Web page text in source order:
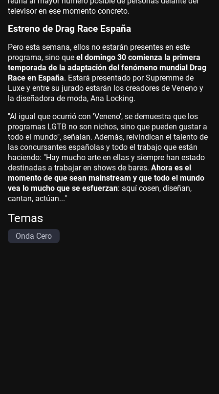
televisor en ese momento concreto.
Estreno de Drag Race España
Pero esta semana, ellos no estarán presentes en este
programa, sino que el domingo 30 comienza la primera
temporada de la adaptación del fenómeno mundial Drag
Race en España. Estará presentado por Supremme de
Luxe y entre su jurado estarán los creadores de Veneno y
la diseñadora de moda, Ana Locking.
"Al igual que ocurrió con 'Veneno', se demuestra que los
programas LGTB no son nichos, sino que pueden gustar a
todo el mundo", señalan. Además, reivindican el talento de
las concursantes españolas y todo el trabajo que están
haciendo: "Hay mucho arte en ellas y siempre han estado
destinadas a trabajar en shows de bares. Ahora es el
momento de que sean mainstream y que todo el mundo
vea lo mucho que se esfuerzan: aquí cosen, diseñan,
cantan, actúan..."
Temas
Onda Cero